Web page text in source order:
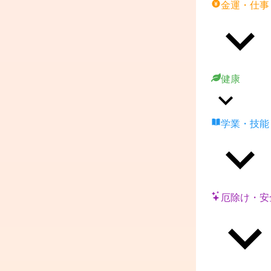
金運・仕事
健康
学業・技能
厄除け・